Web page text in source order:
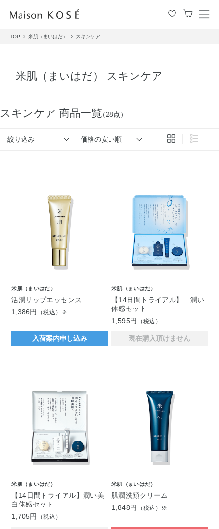
メ
TOP 米肌（まいはだ） スキンケア
米肌（まいはだ） スキンケア
スキンケア 商品一覧（28点）
絞り込み 価格の安い順
米肌（まいはだ）
活潤リップエッセンス
1,386円
（税込）※
入荷案内申し込み
米肌（まいはだ）
【14日間トライアル】 潤い
体感セット
1,595円
（税込）
現在購入頂けません
米肌（まいはだ）
【14日間トライアル】潤い美
白体感セット
1,705円
（税込）
米肌（まいはだ）
肌潤洗顔クリーム
1,848円
（税込）※